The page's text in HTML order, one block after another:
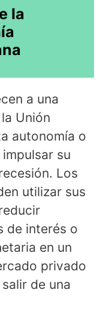
la
a una
Unión
autonomía o
su
Los
utilizar sus
de interés o
en un
privado
de una